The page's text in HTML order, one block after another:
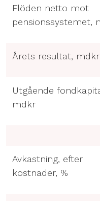
Flöden netto mot
pensionssystemet,
Årets resultat, mdkr
Utgående
mdkr
Avkastning, efter
kostnader, %